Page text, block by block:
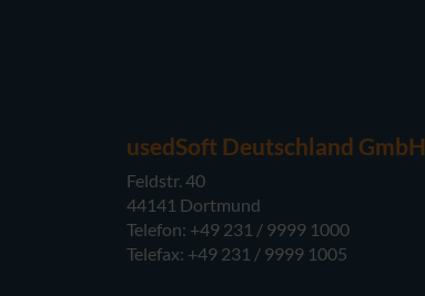
usedSoft Deutschland GmbH
Feldstr. 40
44141 Dortmund
Telefon: +49 231 / 9999 1000
Telefax: +49 231 / 9999 1005